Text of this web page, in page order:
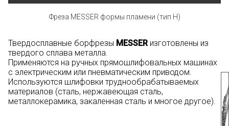
Фреза MESSER формы пламени (тип Н)
Твердосплавные борфрезы MESSERизготовлены из
твердого сплава металла.
Применяются на ручных прямошлифовальных машинах
с электрическим или пневматическим приводом.
Используются шлифовки труднообрабатываемых
материалов (сталь, нержавеющая сталь,
металлокерамика, закаленная сталь и многое другое).